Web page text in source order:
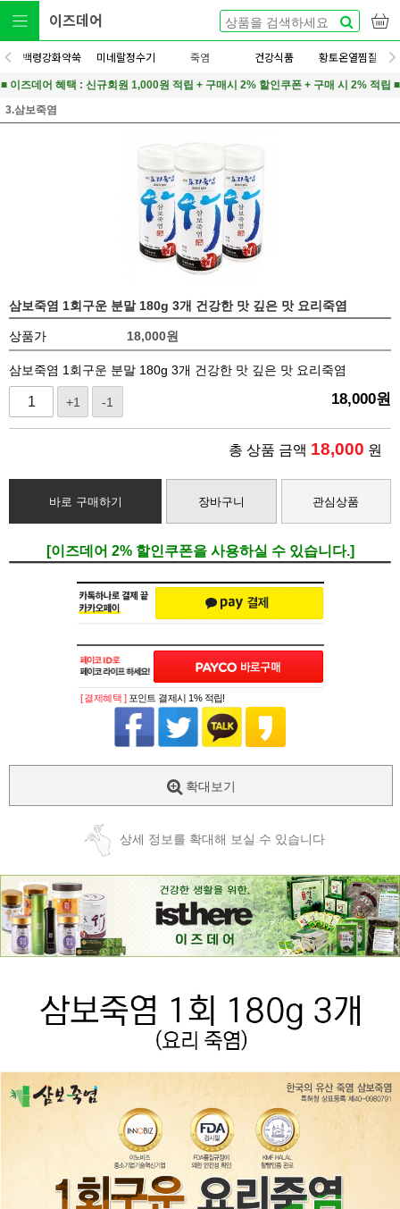
이즈데어
백령강화약쑥 미네랄정수기 죽염 건강식품 황토온열찜질
■ 이즈데어 혜택 : 신규회원 1,000원 적립 + 구매시 2% 할인쿠폰 + 구매 시 2% 적립 ■
3.삼보죽염
삼보죽염 1회구운 분말 180g 3개 건강한 맛 깊은 맛 요리죽염
상품가 18,000원
삼보죽염 1회구운 분말 180g 3개 건강한 맛 깊은 맛 요리죽염
+1 -1 18,000원
총 상품 금액 18,000 원
바로 구매하기 장바구니 관심상품
[이즈데어 2% 할인쿠폰을 사용하실 수 있습니다.]
페이코 ID로
PAYCO 바로
[ 결제혜택 ] 포인트 결제시 1% 적립!
확대보기
상세 정보를 확대해 보실 수 있습니다